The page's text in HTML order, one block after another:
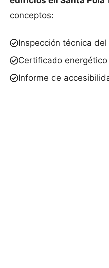
conceptos:
Inspección técnica
Certificado
Informe de